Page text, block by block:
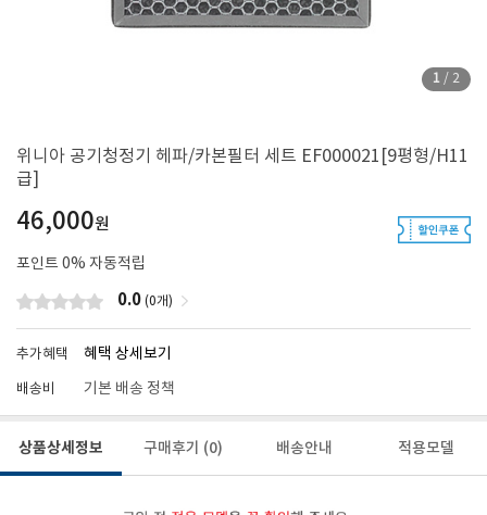
1 / 2
위니아 공기청정기 헤파/카본필터 세트 EF000021[9평형/H11
급]
46,000원
포인트 0% 자동적립
0.0 (0개)
추가혜택 혜택 상세보기
배송비 기본 배송 정책
상품상세정보 구매후기 (0) 배송안내 적용모델